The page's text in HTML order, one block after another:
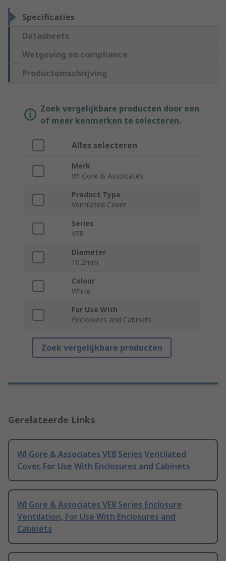
Specificaties
Datasheets
Wetgeving en compliance
Productomschrijving
Zoek vergelijkbare producten door een
of meer kenmerken te selecteren.
Alles selecteren
Merk
Wl Gore & Associates
Product Type
Ventilated Cover
Series
VE8
Diameter
10.2mm
Colour
White
For Use With
Enclosures and Cabinets
Zoek vergelijkbare producten
Gerelateerde Links
Wl Gore & Associates VE8 Series Ventilated
Cover, For Use With Enclosures and Cabinets
Wl Gore & Associates VE8 Series Enclosure
Ventilation, For Use With Enclosures and
Cabinets